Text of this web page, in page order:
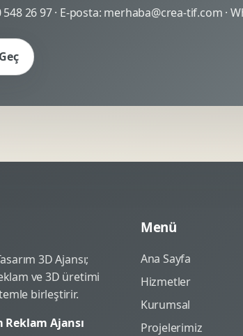
548 26 97· E-posta: merhaba@crea-tif.com ·
3D Ajansı;
ve 3D üretimi
birleştirir.
Reklam Ajansı
Menü
Ana Sayfa
Hizmetler
Kurumsal
Projelerimiz